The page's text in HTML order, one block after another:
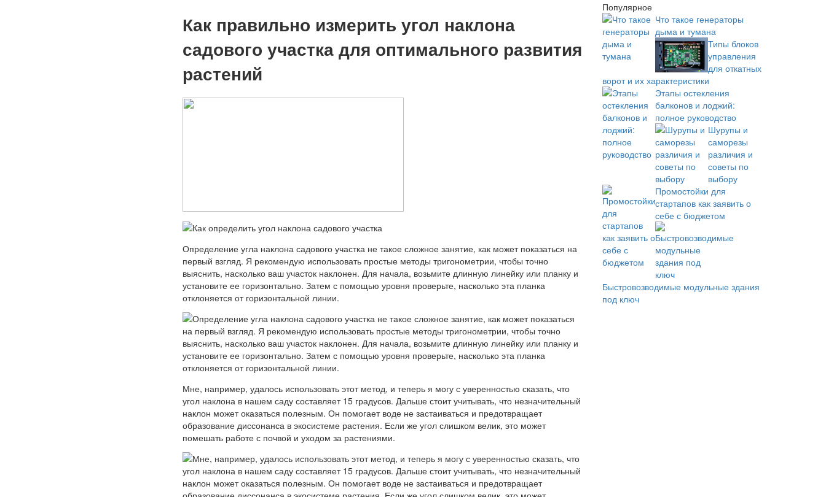
Как правильно измерить угол наклона
садового участка для оптимального развития
растений
Определение угла наклона садового участка не такое сложное занятие, как может показаться на
первый взгляд. Я рекомендую использовать простые методы тригонометрии, чтобы точно
выяснить, насколько ваш участок наклонен. Для начала, возьмите длинную линейку или планку и
установите ее горизонтально. Затем с помощью уровня проверьте, насколько эта планка
отклоняется от горизонтальной линии.
Мне, например, удалось использовать этот метод, и теперь я могу с уверенностью сказать, что
угол наклона в нашем саду составляет 15 градусов. Дальше стоит учитывать, что незначительный
наклон может оказаться полезным. Он помогает воде не застаиваться и предотвращает
образование диссонанса в экосистеме растения. Если же угол слишком велик, это может
помешать работе с почвой и уходом за растениями.
Популярное
Что такое генераторы
дыма и тумана
Типы блоков
управления
для откатных
ворот и их характеристики
Этапы остекления
балконов и лоджий:
полное руководство
Шурупы и
саморезы
различия и
советы по
выбору
Промостойки для
стартапов как заявить о
себе с бюджетом
Быстровозводимые модульные здания
под ключ